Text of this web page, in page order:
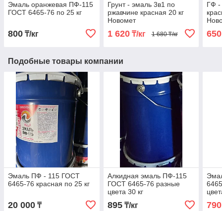
Эмаль оранжевая ПФ-115
ГОСТ 6465-76 по 25 кг
800 ₸/кг
Грунт - эмаль 3в1 по
ржавчине красная 20 кг
Новомет
1 620₸/кг 1 680 ₸/кг
ГФ -
650
Подобные товары компании
Эмаль ПФ - 115 ГОСТ
6465-76 красная по 25 кг
20 000 ₸
Алкидная эмаль ПФ-115
ГОСТ 6465-76 разные
цвета 30 кг
895₸/кг 790